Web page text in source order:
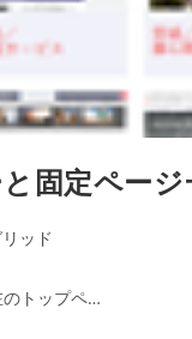
固定ページ
ッド
のトップペ…